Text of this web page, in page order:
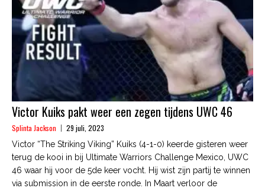
Victor Kuiks pakt weer een zegen tijdens UWC 46
Splinta Jackson 29 juli, 2023
Victor “The Striking Viking” Kuiks (4-1-0) keerde gisteren weer
terug de kooi in bij Ultimate Warriors Challenge Mexico, UWC
46 waar hij voor de 5de keer vocht. Hij wist zijn partij te winnen
via submission in de eerste ronde. In Maart verloor de